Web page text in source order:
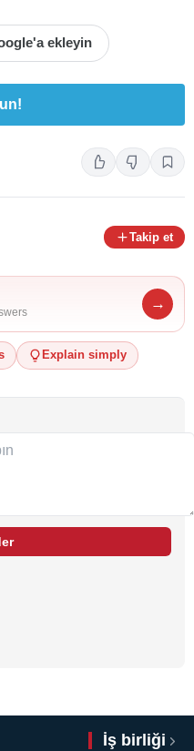
ekleyin
Takip et
→
Explain simply
İş birliği